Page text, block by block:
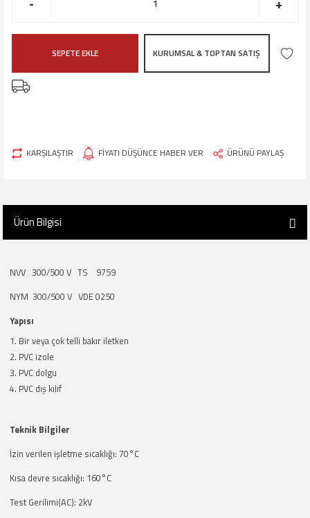
SEPETE EKLE KURUMSAL & TOPTAN SATIŞ
KARŞILAŞTIR FİYATI DÜŞÜNCE HABER VER ÜRÜNÜ PAYLAŞ
Ürün Bilgisi
NVV 300/500 V TS 9759
NYM 300/500 V VDE 0250
Yapısı
Bir veya çok telli bakır iletken
PVC izole
PVC dolgu
PVC dış kılıf
Teknik Bilgiler
İzin verilen işletme sıcaklığı: 70°C
Kısa devre sıcaklığı: 160°C
Test Gerilimi(AC): 2kV